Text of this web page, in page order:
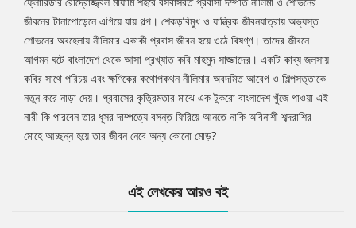
Tab
Article
জীবনের টানাপোড়েনে এগিয়ে যায় গল্প। শেকড়বিমুখ ও যান্ত্রিক জীবনযাত্রায় অভ্যস্ত
শোভনের অবহেলায় নীলিমার একাকী প্রবাস জীবন হয়ে ওঠে বিষণ্ণ। তাদের জীবনে
আগমন ঘটে বাংলাদেশ থেকে আসা প্রখ্যাত কবি মাহমুদ সাজ্জাদের। একটি কাব্য জলসায়
কবির সাথে পরিচয় এবং ক্ষণিকের কথোপকথন নীলিমার অবদমিত আবেগ ও শিল্পসত্তাকে
নতুন করে নাড়া দেয়। প্রবাসের কৃত্রিমতার মাঝে এক টুকরো বাংলাদেশ খুঁজে পাওয়া এই
নারী কি পারবেন তার ধূসর দাম্পত্যে বসন্ত ফিরিয়ে আনতে নাকি অবিনাশী শব্দরাশির
মোহে আচ্ছন্ন হয়ে তার জীবন নেবে অন্য কোনো মোড়?
এই লেখকের আরও বই